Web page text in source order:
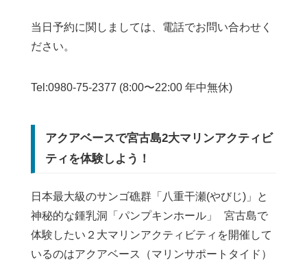
当日予約に関しましては、電話でお問い合わせく
ださい。
Tel:0980-75-2377 (8:00〜22:00 年中無休)
アクアベースで宮古島2大マリンアクティビ
ティを体験しよう！
日本最大級のサンゴ礁群「八重干瀬(やびじ)」と
神秘的な鍾乳洞「パンプキンホール」 宮古島で
体験したい２大マリンアクティビティを開催して
いるのはアクアベース（マリンサポートタイド）